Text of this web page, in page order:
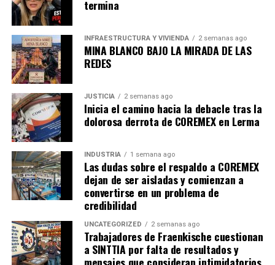
termina
INFRAESTRUCTURA Y VIVIENDA 2 semanas ago
MINA BLANCO BAJO LA MIRADA DE LAS
REDES
JUSTICIA 2 semanas ago
Inicia el camino hacia la debacle tras la
dolorosa derrota de COREMEX en Lerma
INDUSTRIA 1 semana ago
Las dudas sobre el respaldo a COREMEX
dejan de ser aisladas y comienzan a
convertirse en un problema de
credibilidad
UNCATEGORIZED 2 semanas ago
Trabajadores de Fraenkische cuestionan
a SINTTIA por falta de resultados y